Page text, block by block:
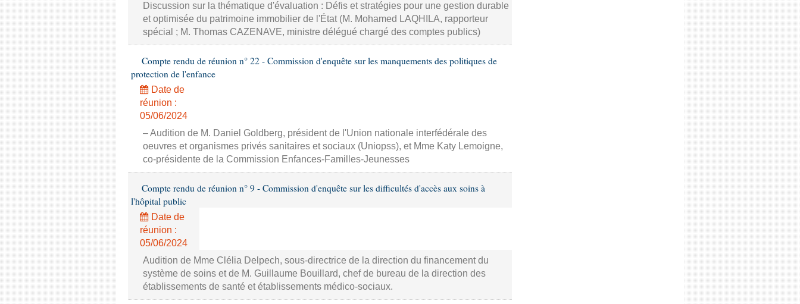
Discussion sur la thématique d'évaluation : Défis et stratégies pour une gestion durable
et optimisée du patrimoine immobilier de l'État (M. Mohamed LAQHILA, rapporteur
spécial ; M. Thomas CAZENAVE, ministre délégué chargé des comptes publics)
Compte rendu de réunion n° 22 - Commission d'enquête sur les manquements des politiques de
protection de l'enfance
Date de
réunion :
05/06/2024
– Audition de M. Daniel Goldberg, président de l'Union nationale interfédérale des
oeuvres et organismes privés sanitaires et sociaux (Uniopss), et Mme Katy Lemoigne,
co-présidente de la Commission Enfances-Familles-Jeunesses
Compte rendu de réunion n° 9 - Commission d'enquête sur les difficultés d'accès aux soins à
l'hôpital public
Date de
réunion :
05/06/2024
Audition de Mme Clélia Delpech, sous-directrice de la direction du financement du
système de soins et de M. Guillaume Bouillard, chef de bureau de la direction des
établissements de santé et établissements médico-sociaux.